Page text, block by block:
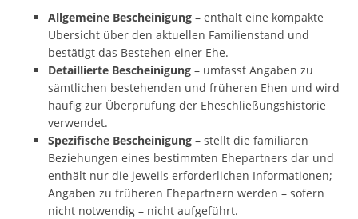
Allgemeine Bescheinigung – enthält eine kompakte
Übersicht über den aktuellen Familienstand und
bestätigt das Bestehen einer Ehe.
Detaillierte Bescheinigung – umfasst Angaben zu
sämtlichen bestehenden und früheren Ehen und wird
häufig zur Überprüfung der Eheschließungshistorie
verwendet.
Spezifische Bescheinigung – stellt die familiären
Beziehungen eines bestimmten Ehepartners dar und
enthält nur die jeweils erforderlichen Informationen;
Angaben zu früheren Ehepartnern werden – sofern
nicht notwendig – nicht aufgeführt.